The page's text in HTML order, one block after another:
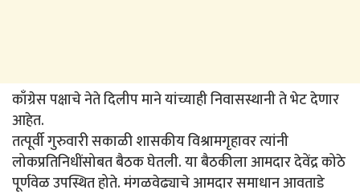
काँग्रेस पक्षाचे नेते दिलीप माने यांच्याही निवासस्थानी ते भेट देणार
आहेत.
तत्पूर्वी गुरुवारी सकाळी शासकीय विश्रामगृहावर त्यांनी
लोकप्रतिनिधींसोबत बैठक घेतली. या बैठकीला आमदार देवेंद्र कोठे
पूर्णवेळ उपस्थित होते. मंगळवेढ्याचे आमदार समाधान आवताडे